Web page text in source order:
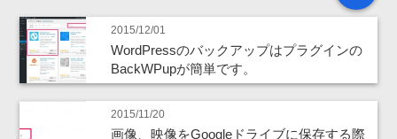
2015/12/01
WordPressのバックアップはプラグインの
BackWPupが簡単です。
2015/11/20
画像、映像をGoogleドライブに保存する際